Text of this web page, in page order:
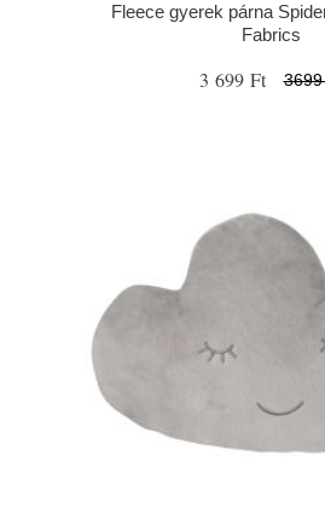
Fleece gyerek párna
Fabrics
3 699 Ft